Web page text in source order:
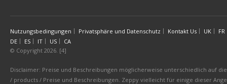
Nutzungsbedingungen Privatsphäre und Datenschutz Kontakt Us UK
FR
DE
ES IT US
CA
© Copyright 2026. [4]
Disclaimer: Preise und Beschreibungen möglicherweise unterschiedlich auf
/ products / Preise und Beschreibungen. Zeppy vielleicht für einige dieser